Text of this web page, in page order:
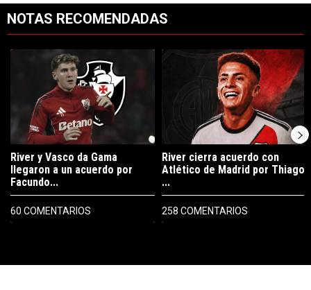
NOTAS RECOMENDADAS
Un artículo de tendencia con el título "River y Vasco da Gama
River y Vasco da Gama
llegaron a un acuerdo por
Facundo...
60 COMENTARIOS
Un artículo de tendencia con el
River cierra acuerdo con
Atlético de Madrid por Thiago
...
258 COMENTARIOS